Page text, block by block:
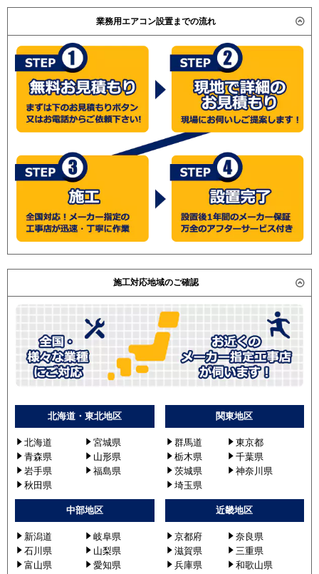
SSRH56BCT
SSRH56CNV
SSRH56CNT
SSRH56CV
SSRH56CT
SSRH56BJNV
SSRH56BJNT
SSRH56BJV
SSRH56BJT
SSRH56BFNV
SSRH56BFNT
SSRH56BFV
SSRH56BFT
SSRH56BYNV
SSRH56BYNT
SSRH56BYV
SSRH56BYT
RCXA05643JMU
RCXA05643MU
RCXA05643JXU
RCXA05643XU
RCXA05643JMUB
RCXA05643MUB
PCZ-ZRMP56KLV
PCZ-ZRMP56SKV
PCZ-ZRMP56KV
PCZ-ZRMP56SKLR
PCZ-ZRMP56KLR
PCZ-ZRMP56SKL2
PCZ-ZRMP56KL2
PCZ-ZRMP56SKR
ダイキン SSRH56BAT / SSRH56BT / SZZH56CBT /
SZZH56CBNT / SZZH56CBV / SZZH56CBNV /
SSRH56AT / SSRH56ANT / SSRH56AV / SSRH56ANV /
日立 RPC-AP56GH5 / RPC-AP56GH4 /RPC-AP56GH2 /
RPC-AP56GHJ2 / 三菱電機 PCZ-ZRMP56KK / PCZ-
ZRMP56KH / PCZ-ZRP56SKE / PCZ-ZRP56KE / PCZ-
ZRP56SKLE / PCZ-ZRP56KLE / 三菱電機 PCZ-
ZRP56SKD / PCZ-ZRP56KD / PCZ-ZRP56SKLD / PCZ-
(こちらの型番は参考です。メーカーや仕様によって価格
は異なります。旧型番は在庫切れの可能性がございま
業務用エアコン設置までの流れ
施工対応地域のご確認
北海道・東北地区
北海道
宮城県
青森県
山形県
岩手県
福島県
秋田県
関東地区
群馬道
東京都
栃木県
千葉県
茨城県
神奈川県
埼玉県
中部地区
新潟道
岐阜県
石川県
山梨県
富山県
愛知県
近畿地区
京都府
奈良県
滋賀県
三重県
兵庫県
和歌山県